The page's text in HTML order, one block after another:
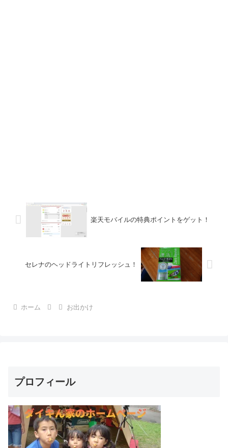
楽天モバイルの特典ポイントをゲット！
セレナのヘッドライトリフレッシュ！
ホーム お出かけ
プロフィール